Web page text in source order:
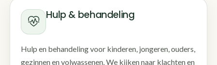
Hulp & behandeling
Hulp en behandeling voor kinderen, jongeren, ouders,
gezinnen en volwassenen. We kijken naar klachten en